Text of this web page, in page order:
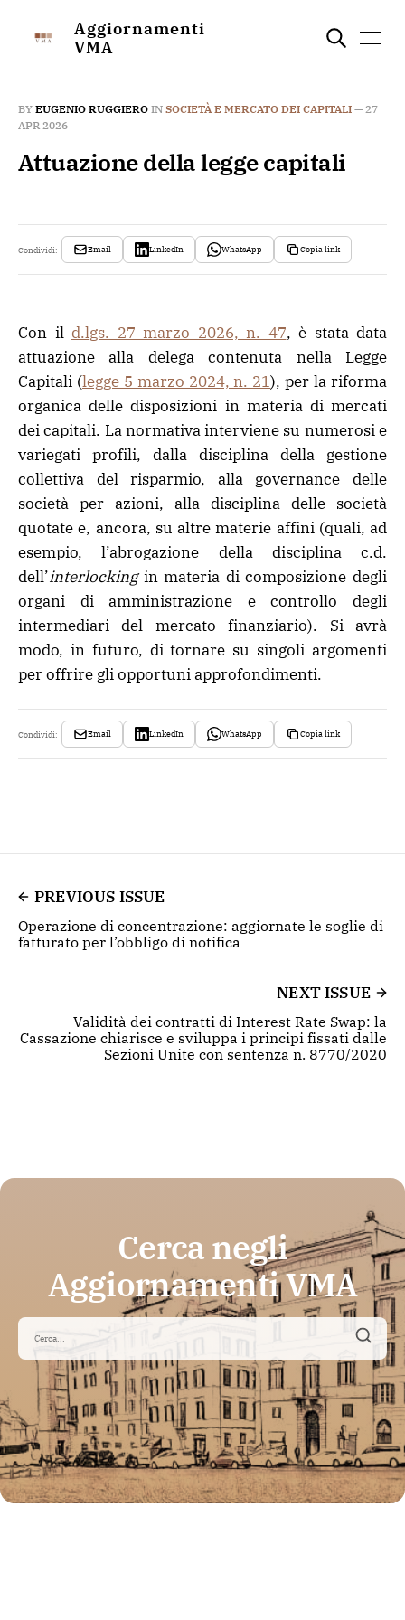
Aggiornamenti
VMA
BY EUGENIO RUGGIERO IN SOCIETÀ E MERCATO DEI CAPITALI — 27
APR 2026
Attuazione della legge capitali
Condividi: Email LinkedIn WhatsApp Copia link
Con il d.lgs. 27 marzo 2026, n. 47, è stata data
attuazione alla delega contenuta nella Legge
Capitali (legge 5 marzo 2024, n. 21), per la riforma
organica delle disposizioni in materia di mercati
dei capitali. La normativa interviene su numerosi e
variegati profili, dalla disciplina della gestione
collettiva del risparmio, alla governance delle
società per azioni, alla disciplina delle società
quotate e, ancora, su altre materie affini (quali, ad
esempio, l’abrogazione della disciplina c.d.
dell’interlockingin materia di composizione degli
organi di amministrazione e controllo degli
intermediari del mercato finanziario). Si avrà
modo, in futuro, di tornare su singoli argomenti
per offrire gli opportuni approfondimenti.
Condividi: Email LinkedIn WhatsApp Copia link
PREVIOUS ISSUE
Operazione di concentrazione: aggiornate le soglie di
fatturato per l’obbligo di notifica
NEXT ISSUE
Validità dei contratti di Interest Rate Swap: la
Cassazione chiarisce e sviluppa i principi fissati dalle
Sezioni Unite con sentenza n. 8770/2020
Cerca negli
Aggiornamenti VMA